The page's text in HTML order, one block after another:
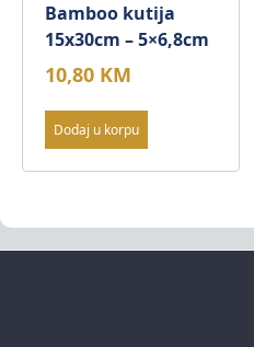
Bamboo kutija
15x30cm – 5×6,8cm
10,80 KM
Dodaj u korpu